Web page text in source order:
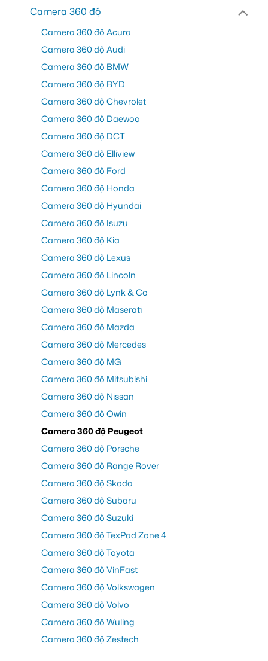
Camera 360 độ
Camera 360 độ Acura
Camera 360 độ Audi
Camera 360 độ BMW
Camera 360 độ BYD
Camera 360 độ Chevrolet
Camera 360 độ Daewoo
Camera 360 độ DCT
Camera 360 độ Elliview
Camera 360 độ Ford
Camera 360 độ Honda
Camera 360 độ Hyundai
Camera 360 độ Isuzu
Camera 360 độ Kia
Camera 360 độ Lexus
Camera 360 độ Lincoln
Camera 360 độ Lynk & Co
Camera 360 độ Maserati
Camera 360 độ Mazda
Camera 360 độ Mercedes
Camera 360 độ MG
Camera 360 độ Mitsubishi
Camera 360 độ Nissan
Camera 360 độ Owin
Camera 360 độ Peugeot
Camera 360 độ Porsche
Camera 360 độ Range Rover
Camera 360 độ Skoda
Camera 360 độ Subaru
Camera 360 độ Suzuki
Camera 360 độ TexPad Zone 4
Camera 360 độ Toyota
Camera 360 độ VinFast
Camera 360 độ Volkswagen
Camera 360 độ Volvo
Camera 360 độ Wuling
Camera 360 độ Zestech